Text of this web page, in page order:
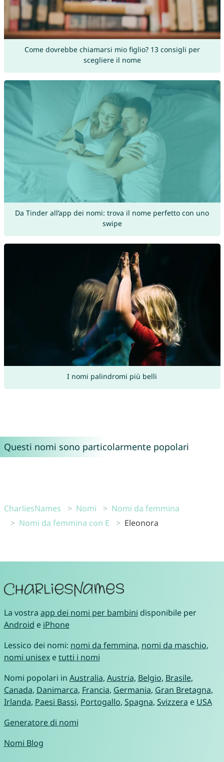
Come dovrebbe chiamarsi mio figlio? 13 consigli per
scegliere il nome
Da Tinder all’app dei nomi: trova il nome perfetto con uno
swipe
I nomi palindromi più belli
Questi nomi sono particolarmente popolari
CharliesNames Nomi
Nomi da femmina
Nomi da femmina con E
Eleonora
La vostra app dei nomi per bambini disponibile per
Android e iPhone
Lessico dei nomi: nomi da femmina, nomi da maschio,
nomi unisexetutti i nomi
Nomi popolari in Australia, Austria, Belgio, Brasile,
Canada, Danimarca, Francia, Germania, Gran Bretagna,
Irlanda, Paesi Bassi, Portogallo, Spagna, Svizzera e USA
Generatore di nomi
Nomi Blog